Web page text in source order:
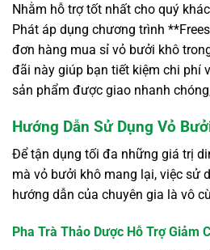
Nhằm hỗ trợ tốt nhất cho quý
Phát áp dụng chương trình
đơn hàng mua sỉ vỏ bưởi khô
đãi này giúp bạn tiết kiệm chi phí
sản phẩm được giao nhanh
Hướng Dẫn Sử Dụng Vỏ
Để tận dụng tối đa những giá trị
mà vỏ bưởi khô mang lại, việc sử
hướng dẫn của chuyên gia là vô
Pha Trà Thảo Dược Hỗ Trợ Giảm